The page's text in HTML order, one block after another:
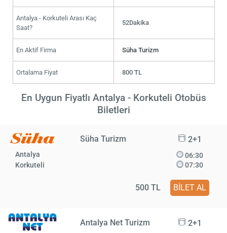
Antalya - Korkuteli Arası Kaç
Saat?
52Dakika
En Aktif Firma Süha Turizm
Ortalama Fiyat 800 TL
En Uygun Fiyatlı Antalya - Korkuteli Otobüs
Biletleri
Süha Turizm 2+1
Antalya
Korkuteli
06:30
07:30
500 TL BİLET AL
Antalya Net Turizm 2+1